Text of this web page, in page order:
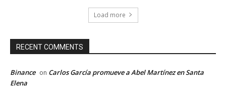
Load more
RECENT COMMENTS
Binance on Carlos García promueve a Abel Martínez en Santa
Elena